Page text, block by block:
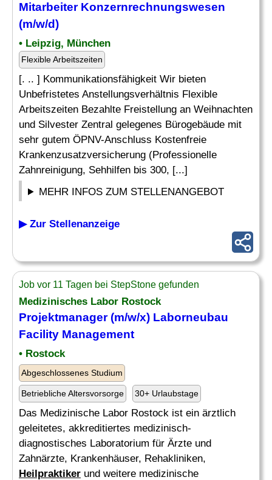
Mitarbeiter Konzernrechnungswesen
(m/w/d)
• Leipzig, München
Flexible Arbeitszeiten
[. .. ] Kommunikationsfähigkeit Wir bieten
Unbefristetes Anstellungsverhältnis Flexible
Arbeitszeiten Bezahlte Freistellung an Weihnachten
und Silvester Zentral gelegenes Bürogebäude mit
sehr gutem ÖPNV-Anschluss Kostenfreie
Krankenzusatzversicherung (Professionelle
Zahnreinigung, Sehhilfen bis 300, [...]
MEHR INFOS ZUM STELLENANGEBOT
▶ Zur Stellenanzeige
Job vor 11 Tagen bei StepStone gefunden
Medizinisches Labor Rostock
Projektmanager (m/w/x) Laborneubau
Facility Management
• Rostock
Abgeschlossenes Studium
Betriebliche Altersvorsorge 30+ Urlaubstage
Das Medizinische Labor Rostock ist ein ärztlich
geleitetes, akkreditiertes medizinisch-
diagnostisches Laboratorium für Ärzte und
Zahnärzte, Krankenhäuser, Rehakliniken,
Heilpraktiker und weitere medizinische